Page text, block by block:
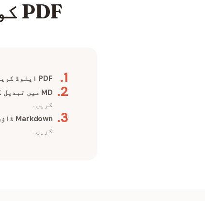
PDF کو Markdown میں کیسے تبدیل کریں
1
. PDF اپلوڈ کریں
2
. MD میں تبدیل کریں
کریں۔
3
. Markdown ڈاؤن لوڈ کریں
کریں۔